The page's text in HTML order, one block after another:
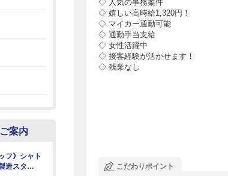
◇ 人気の事務案件
◇ 嬉しい高時給1,320円！
◇ マイカー通勤可能
◇ 通勤手当支給
◇ 女性活躍中
◇ 接客経験が活かせます！
◇ 残業なし
こだわりポイント
案内
フ》シャト
造スタ…